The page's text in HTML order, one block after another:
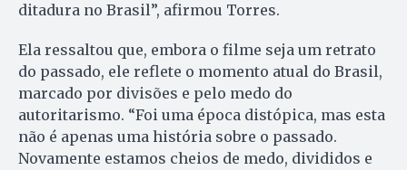
ditadura no Brasil”, afirmou Torres.
Ela ressaltou que, embora o filme seja um retrato
do passado, ele reflete o momento atual do Brasil,
marcado por divisões e pelo medo do
autoritarismo. “Foi uma época distópica, mas esta
não é apenas uma história sobre o passado.
Novamente estamos cheios de medo, divididos e